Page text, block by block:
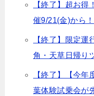
【終了】超お得
催9/21(金)から！
【終了】限定
角・天草日帰り
【終了】【今
葉体験試乗会が